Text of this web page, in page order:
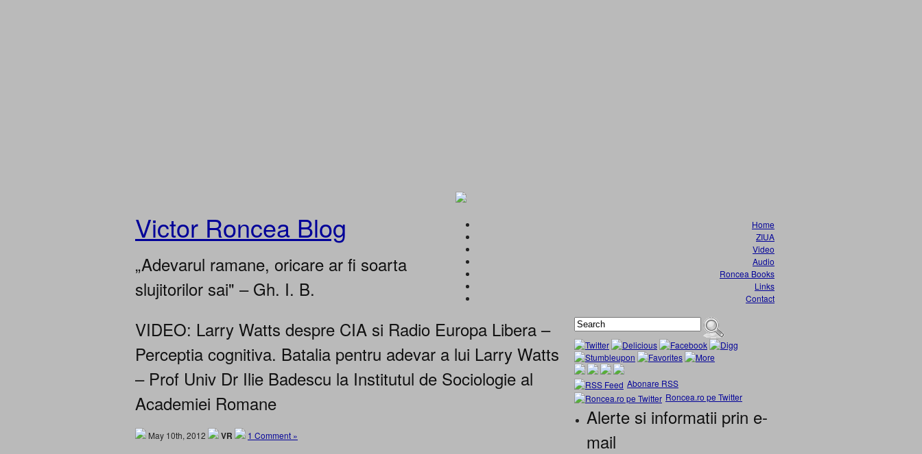
Victor Roncea Blog
„Adevarul ramane, oricare ar fi soarta
slujitorilor sai" – Gh. I. B.
Home
ZIUA
Video
Audio
Roncea Books
Links
Contact
VIDEO: Larry Watts despre CIA si Radio Europa Libera –
Perceptia cognitiva. Batalia pentru adevar a lui Larry Watts
– Prof Univ Dr Ilie Badescu la Institutul de Sociologie al
Academiei Romane
May 10th, 2012 VR 1 Comment »
Abonare RSS
Roncea.ro pe Twitter
Alerte si informatii prin e-
mail